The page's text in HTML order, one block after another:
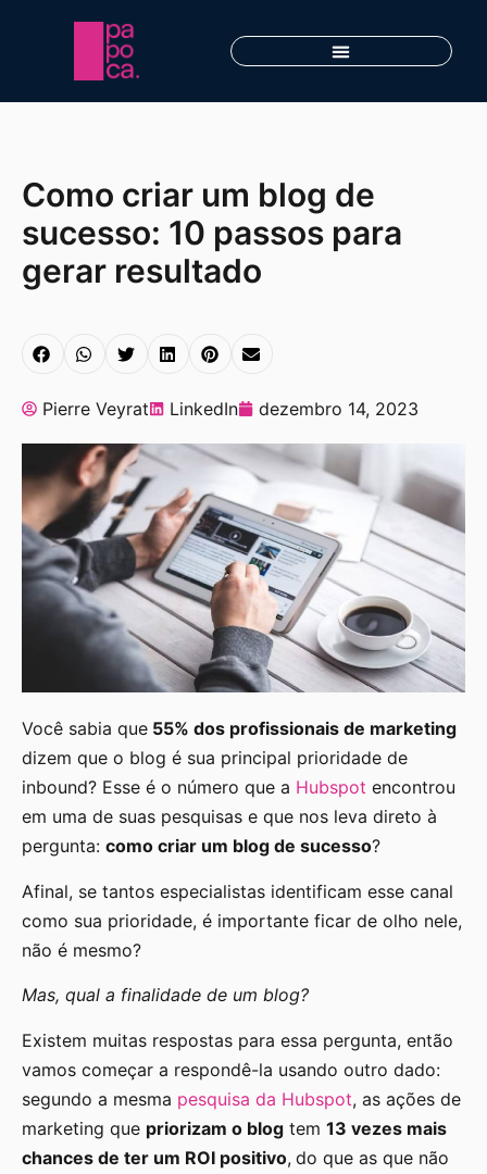
Como criar um blog de
sucesso: 10 passos para
gerar resultado
Pierre Veyrat LinkedIn dezembro 14, 2023
Você sabia que 55% dos profissionais de marketing
dizem que o blog é sua principal prioridade de
inbound? Esse é o número que a Hubspot encontrou
em uma de suas pesquisas e que nos leva direto à
pergunta: como criar um blog de sucesso?
Afinal, se tantos especialistas identificam esse canal
como sua prioridade, é importante ficar de olho nele,
não é mesmo?
Mas, qual a finalidade de um blog?
Existem muitas respostas para essa pergunta, então
vamos começar a respondê-la usando outro dado:
segundo a mesma pesquisa da Hubspot, as ações de
marketing que priorizam o blog tem 13 vezes mais
chances de ter um ROI positivo, do que as que não